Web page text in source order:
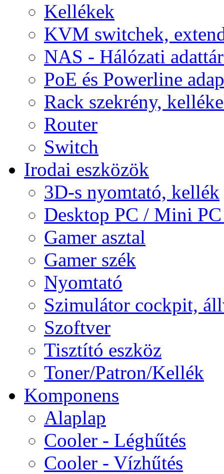
Kellékek
KVM switchek,
NAS - Hálózati
PoE és Powerline
Rack szekrény,
Router
Switch
Irodai eszközök
3D-s nyomtató, kellék
Desktop PC / Mini
Gamer asztal
Gamer szék
Nyomtató
Szimulátor cockpit,
Szoftver
Tisztító eszköz
Toner/Patron/Kellék
Komponens
Alaplap
Cooler - Léghűtés
Cooler - Vízhűtés